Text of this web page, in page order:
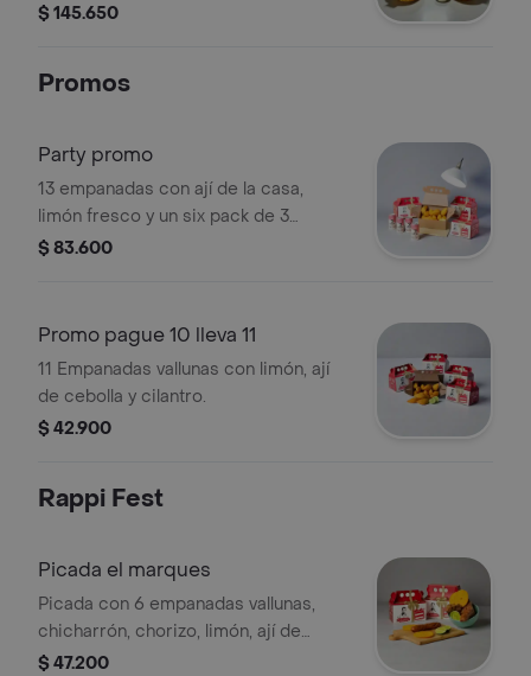
$ 145.650
Promos
Party promo
13 empanadas con ají de la casa,
limón fresco y un six pack de 3
Cordilleras Rosada.
$ 83.600
Promo pague 10 lleva 11
11 Empanadas vallunas con limón, ají
de cebolla y cilantro.
$ 42.900
Rappi Fest
Picada el marques
Picada con 6 empanadas vallunas,
chicharrón, chorizo, limón, ají de
cebolla y cilantro.
$ 47.200